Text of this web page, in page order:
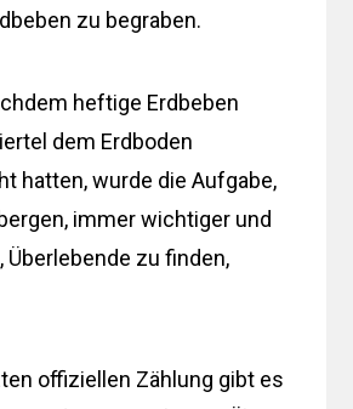
zu begraben.
heftige Erdbeben
dem Erdboden
hatten, wurde die Aufgabe,
immer wichtiger und
Überlebende zu finden,
offiziellen Zählung gibt es